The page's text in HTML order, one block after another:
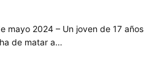
mayo 2024 – Un joven de 17 años
de matar a…